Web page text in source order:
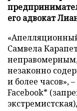
его адвокат
Самвела
неправомерным,
незаконно
и более часов»,
Facebook*